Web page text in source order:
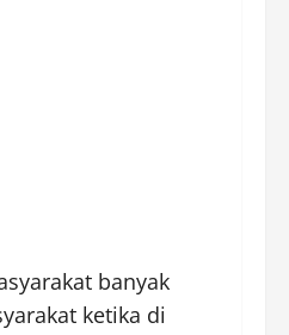
banyak
ketika di